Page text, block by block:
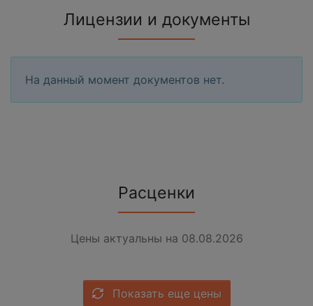
Лицензии и документы
На данный момент документов нет.
Расценки
Цены актуальны на 08.08.2026
Показать еще цены